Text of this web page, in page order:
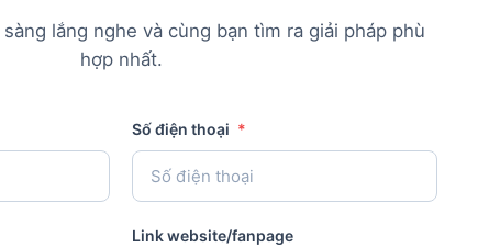
lắng nghe và cùng bạn tìm ra giải pháp phù
hợp nhất.
Số điện thoại *
Link website/fanpage